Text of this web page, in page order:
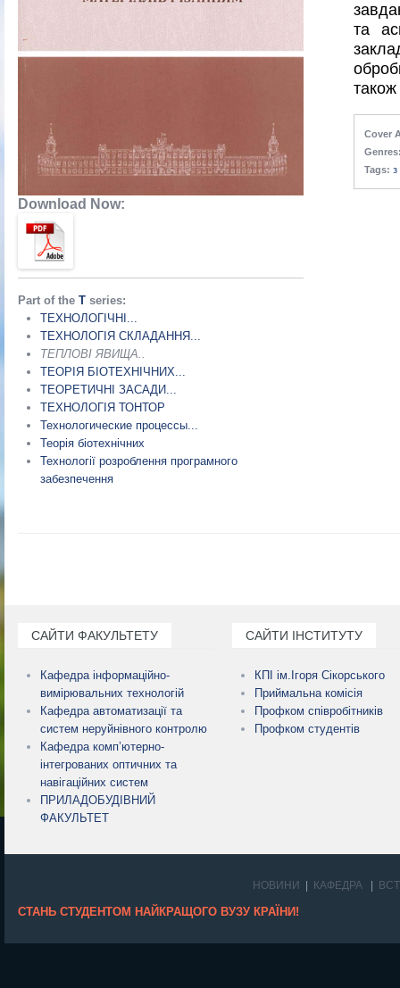
Download Now:
Part of the Т series:
ТЕХНОЛОГІЧНІ...
ТЕХНОЛОГІЯ СКЛАДАННЯ...
ТЕПЛОВІ ЯВИЩА..
ТЕОРІЯ БІОТЕХНІЧНИХ...
ТЕОРЕТИЧНІ ЗАСАДИ...
ТЕХНОЛОГІЯ ТОНТОР
Технологические процессы...
Теорія біотехнічних
Технології розроблення програмного
забезпечення
та
також
Cover
Tags: з
САЙТИ ФАКУЛЬТЕТУ
Кафедра інформаційно-
вимірювальних технологій
Кафедра автоматизації та
систем неруйнівного контролю
Кафедра комп’ютерно-
інтегрованих оптичних та
навігаційних систем
ПРИЛАДОБУДІВНИЙ
ФАКУЛЬТЕТ
САЙТИ ІНСТИТУТУ
КПІ ім.Ігоря Сікорського
Приймальна комісія
Профком співробітників
Профком студентів
НОВИНИ КАФЕДРА
СТАНЬ СТУДЕНТОМ НАЙКРАЩОГО ВУЗУ КРАЇНИ!